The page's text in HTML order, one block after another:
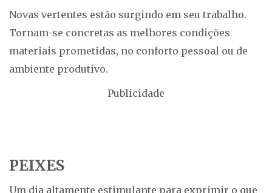
Novas vertentes estão surgindo em seu trabalho.
Tornam-se concretas as melhores condições
materiais prometidas, no conforto pessoal ou de
ambiente produtivo.
Publicidade
PEIXES
Um dia altamente estimulante para exprimir o que